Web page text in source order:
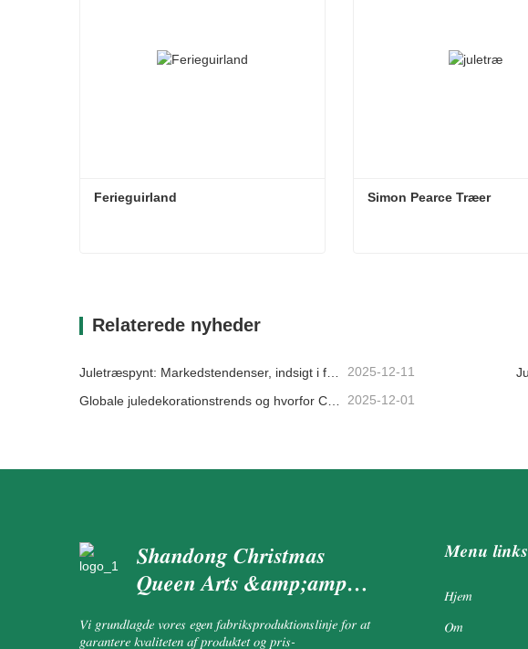
Ferieguirland Simon Pearce Træer
Relaterede nyheder
2025-12-11
Globale juledekorationstrends og hvorfor Christmas Queen fortsat fører an på markedet 2025-12-01
Shandong Christmas
Queen Arts &amp;amp;
Vi grundlagde vores egen fabriksproduktionslinje for at
garantere kvaliteten af ​​produktet og pris-
Menu links
Hjem
Om